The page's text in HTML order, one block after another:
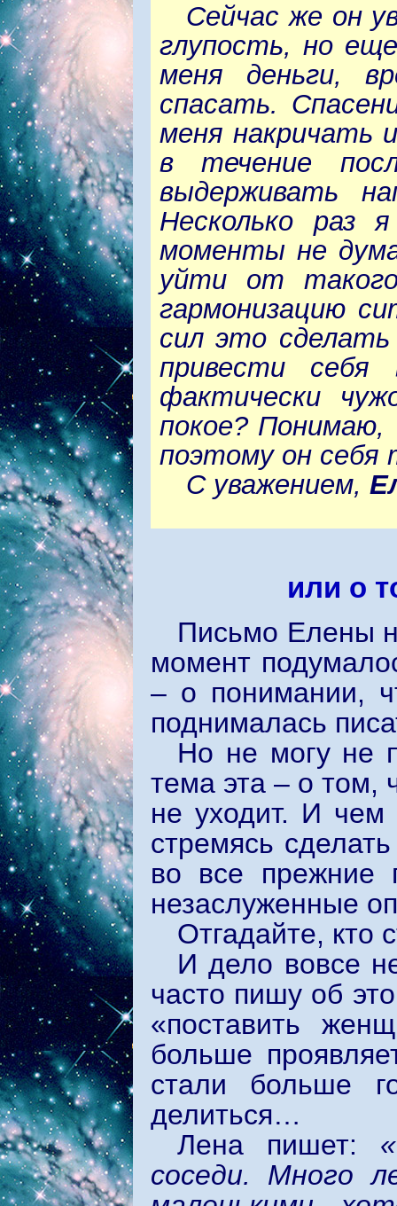
Сейчас же он
глупость, но
меня деньги,
спасать.
меня накричать
в течение
выдерживать
Несколько раз
моменты не
уйти от
гармонизацию
сил это
привести
фактически
покое?
поэтому он
С уважением,
или о
Письмо Елены
момент
– о понимании,
поднималась
Но не могу не
тема эта – о
не уходит. И
стремясь
во все прежние
незаслуженные
Отгадайте, кто
И дело вовсе
часто пишу об
«поставить
больше
стали больше
делиться…
Лена пишет:
соседи. Много